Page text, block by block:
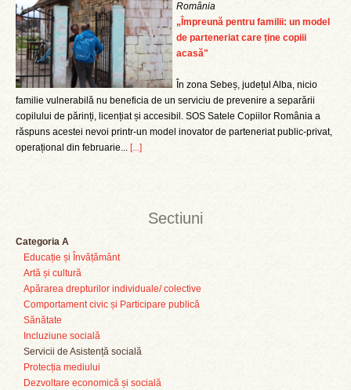
Sectiuni
Categoria A
Educație și Învățământ
Artă și cultură
Apărarea drepturilor individuale/ colective
Comportament civic și Participare publică
Sănătate
Incluziune socială
Servicii de Asistență socială
Protecția mediului
Dezvoltare economică și socială
România
„Împreună pentru familii: un model
de parteneriat care ține copiii
acasă"
În zona Sebeș, județul Alba, nicio
familie vulnerabilă nu beneficia de un serviciu de prevenire a separării
copilului de părinți, licențiat și accesibil. SOS Satele Copiilor România a
răspuns acestei nevoi printr-un model inovator de parteneriat public-privat,
operațional din februarie... [...]